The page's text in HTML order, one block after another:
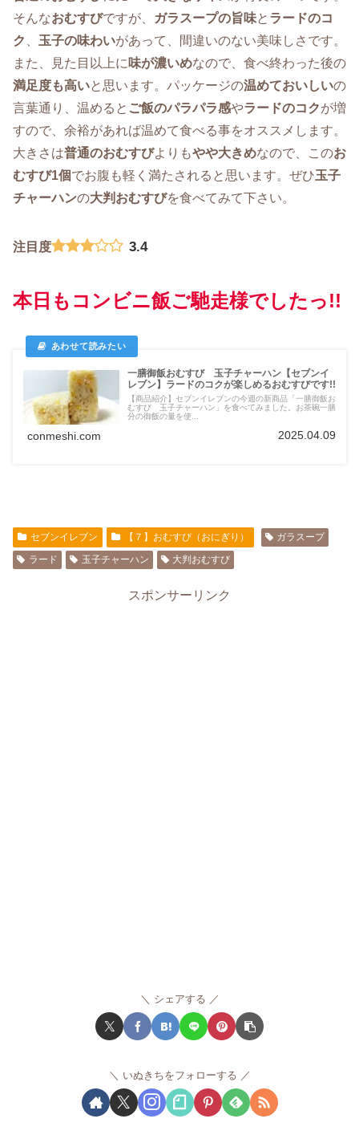
そんなおむすびですが、 ガラスープの旨味と ラードのコ
ク 、 玉子の味わいがあって、間違いのない美味しさです。
また、見た目以上に味が濃いめなので、食べ終わった後の
満足度も高いと思います。パッケージの温めておいしいの
言葉通り、温めると ご飯のパラパラ感やラードのコクが増
すので、余裕があれば温めて食べる事をオススメします。
大きさは普通のおむすびよりもやや大きめなので、このお
むすび1個でお腹も軽く満たされると思います。ぜひ玉子
チャーハンの大判おむすびを食べてみて下さい。
注目度 3.4
本日もコンビニ飯ご馳走様でしたっ!!
一膳御飯おむすび 玉子チャーハン【セブンイ
レブン】ラードのコクが楽しめるおむすびです!!
【商品紹介】セブンイレブンの今週の新商品「一膳御飯お
むすび 玉子チャーハン」を食べてみました。お茶碗一膳
分の御飯の量を使...
conmeshi.com 2025.04.09
セブンイレブン 【７】おむすび（おにぎり）
ガラスープ
ラード
玉子チャーハン 大判おむすび
スポンサーリンク
シェアする
いぬきちをフォローする